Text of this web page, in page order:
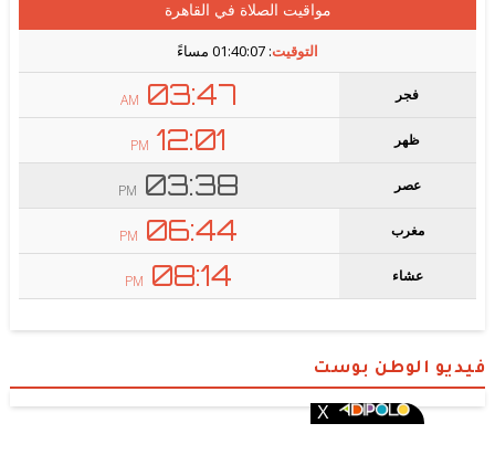
فيديو الوطن بوست